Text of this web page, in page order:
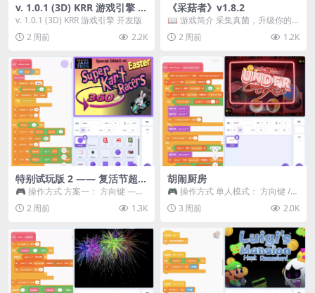
v. 1.0.1 (3D) KRR 游戏引擎 开
发版
v. 1.0.1 (3D) KRR 游戏引擎 开发版
2 周前
2.2K
《采菇者》v1.8.2
📖 游戏简介 采集真菌，升级你的
机体，并前往未知领域探索。 这是
一款静谧的探索冒...
2 周前 1.2K
特别试玩版 2 —— 复活节超级
卡丁车赛
🎮 操作方式 方案一： 方向键 ——
移动 Z —— 跳跃 / 漂移 方案二： ...
2 周前 1.3K
胡闹厨房
🎮 操作方式 单人模式： 方向键 /
WASD —— 移动 Z / K —— 抓...
3 周前 2.0K